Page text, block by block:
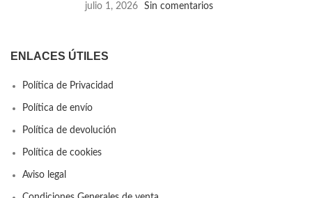
julio 1, 2026 Sin comentarios
ENLACES ÚTILES
Política de Privacidad
Política de envío
Política de devolución
Política de cookies
Aviso legal